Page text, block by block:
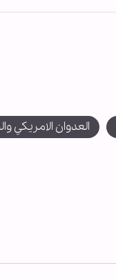
العدوان الامريكي